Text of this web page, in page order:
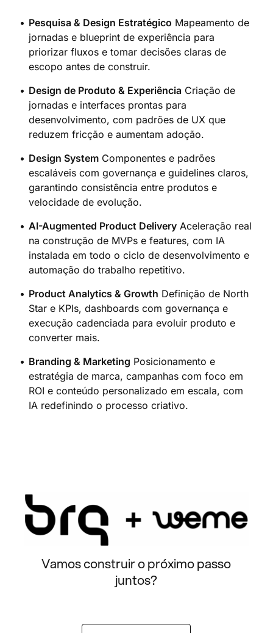
Pesquisa & Design Estratégico Mapeamento de
jornadas e blueprint de experiência para
priorizar fluxos e tomar decisões claras de
escopo antes de construir.
Design de Produto & Experiência Criação de
jornadas e interfaces prontas para
desenvolvimento, com padrões de UX que
reduzem fricção e aumentam adoção.
Design System Componentes e padrões
escaláveis com governança e guidelines claros,
garantindo consistência entre produtos e
velocidade de evolução.
AI-Augmented Product Delivery Aceleração real
na construção de MVPs e features, com IA
instalada em todo o ciclo de desenvolvimento e
automação do trabalho repetitivo.
Product Analytics & Growth Definição de North
Star e KPIs, dashboards com governança e
execução cadenciada para evoluir produto e
converter mais.
Branding & Marketing Posicionamento e
estratégia de marca, campanhas com foco em
ROI e conteúdo personalizado em escala, com
IA redefinindo o processo criativo.
Vamos construir o próximo passo
juntos?